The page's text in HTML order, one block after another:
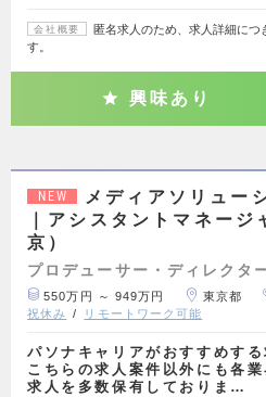
会社概要
匿名求人のため、求人詳細につ
す。
興味あり
NEW
メディアソリュー
｜アシスタントマネージ
京）
プロデューサー・ディレクタ
550万円 ～ 949万円 東京都
祝休み
リモートワーク可能
パソナキャリアがおすすめする
こちらの求人案件以外にも各業
求人を多数保有しておりま…